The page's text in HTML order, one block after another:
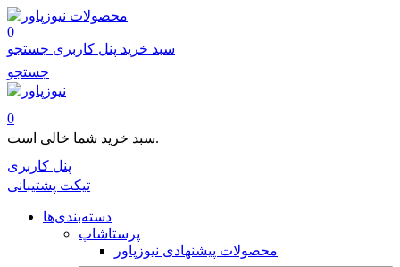
محصولات
0
سبد خرید پنل کاربری جستجو
جستجو
0
سبد خرید شما خالی است.
پنل کاربری
تیکت پشتیبانی
دسته‌بندی‌ها
پرستاشاپ
محصولات پیشنهادی نیوزپاور